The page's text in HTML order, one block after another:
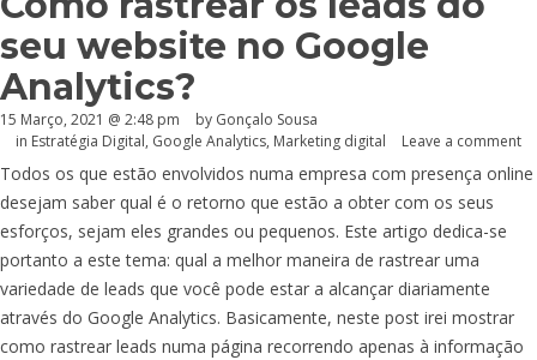
seu website no Google
Analytics?
15 Março, 2021 @ 2:48 pm by Gonçalo Sousa
in Estratégia Digital, Google Analytics, Marketing digital Leave a comment
Todos os que estão envolvidos numa empresa com presença online
desejam saber qual é o retorno que estão a obter com os seus
esforços, sejam eles grandes ou pequenos. Este artigo dedica-se
portanto a este tema: qual a melhor maneira de rastrear uma
variedade de leads que você pode estar a alcançar diariamente
através do Google Analytics. Basicamente, neste post irei mostrar
como rastrear leads numa página recorrendo apenas à informação